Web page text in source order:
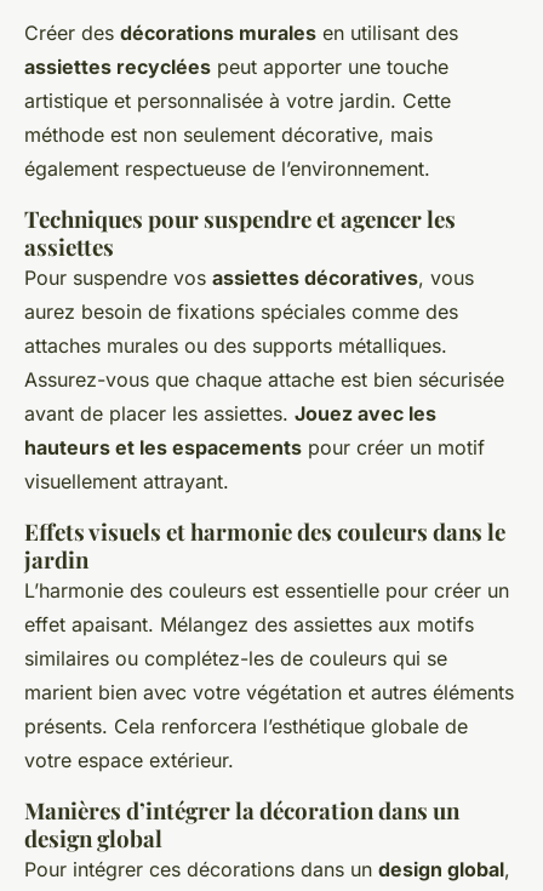
Créer des décorations murales en utilisant des
assiettes recyclées peut apporter une touche
artistique et personnalisée à votre jardin. Cette
méthode est non seulement décorative, mais
également respectueuse de l’environnement.
Techniques pour suspendre et agencer les
assiettes
Pour suspendre vos assiettes décoratives, vous
aurez besoin de fixations spéciales comme des
attaches murales ou des supports métalliques.
Assurez-vous que chaque attache est bien sécurisée
avant de placer les assiettes. Jouez avec les
hauteurs et les espacements pour créer un motif
visuellement attrayant.
Effets visuels et harmonie des couleurs dans le
jardin
L’harmonie des couleurs est essentielle pour créer un
effet apaisant. Mélangez des assiettes aux motifs
similaires ou complétez-les de couleurs qui se
marient bien avec votre végétation et autres éléments
présents. Cela renforcera l’esthétique globale de
votre espace extérieur.
Manières d’intégrer la décoration dans un
design global
Pour intégrer ces décorations dans un design global,